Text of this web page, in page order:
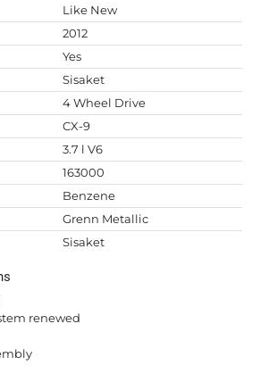
Like New
2012
Yes
Sisaket
4 Wheel Drive
CX-9
3.7 l V6
163000
Benzene
Grenn Metallic
Sisaket
renewed